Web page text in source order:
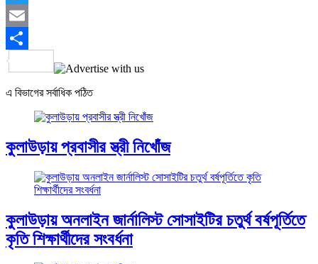
Twitter
Email
Share
এ বিভাগের সর্বাধিক পঠিত
কুলাউড়ায় প্রবাসীর স্ত্রী নিখোঁজ
কুলাউড়ায় অনলাইন জার্নালিস্ট সোসাইটির চতুর্থ বর্ষপূর্তিতে
কৃতি শিক্ষার্থীদের সংবর্ধনা